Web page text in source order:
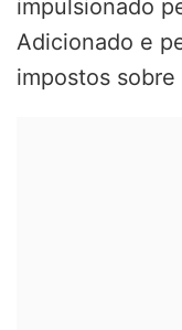
impulsionado
Adicionado e
impostos